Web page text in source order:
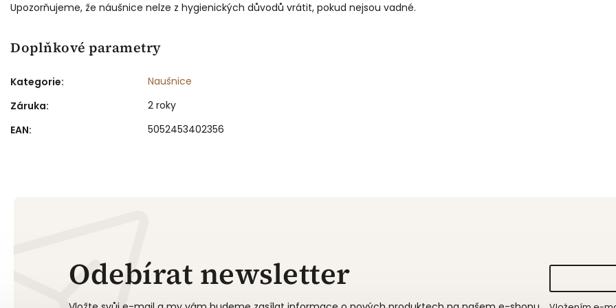
Upozorňujeme, že náušnice nelze z hygienických důvodů vrátit, pokud nejsou vadné.
Doplňkové parametry
Kategorie:
Naušnice
Záruka:
2 roky
EAN: 5052453402356
Odebírat newsletter